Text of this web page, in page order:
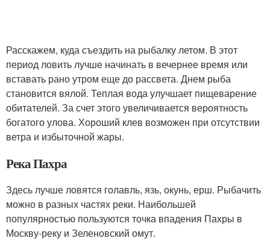
Расскажем, куда съездить на рыбалку летом. В этот
период ловить лучше начинать в вечернее время или
вставать рано утром еще до рассвета. Днем рыба
становится вялой. Теплая вода улучшает пищеварение
обитателей. За счет этого увеличивается вероятность
богатого улова. Хороший клев возможен при отсутствии
ветра и избыточной жары.
Река Пахра
Здесь лучше ловятся голавль, язь, окунь, ерш. Рыбачить
можно в разных частях реки. Наибольшей
популярностью пользуются точка впадения Пахры в
Москву-реку и Зеленовский омут.